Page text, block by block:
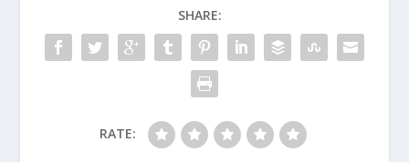
SHARE:
RATE: